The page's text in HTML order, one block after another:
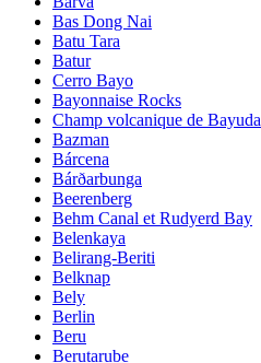
Bas Dong Nai
Batu Tara
Batur
Cerro Bayo
Bayonnaise Rocks
Champ volcanique de Bayuda
Bazman
Bárcena
Bárðarbunga
Beerenberg
Behm Canal et Rudyerd Bay
Belenkaya
Belirang-Beriti
Belknap
Bely
Berlin
Beru
Berutarube